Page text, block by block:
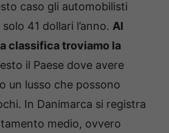
caso gli automobilisti
41 dollari l’anno. Al
classifica troviamo la
il Paese dove avere
un lusso che possono
In Danimarca si registra
medio, ovvero